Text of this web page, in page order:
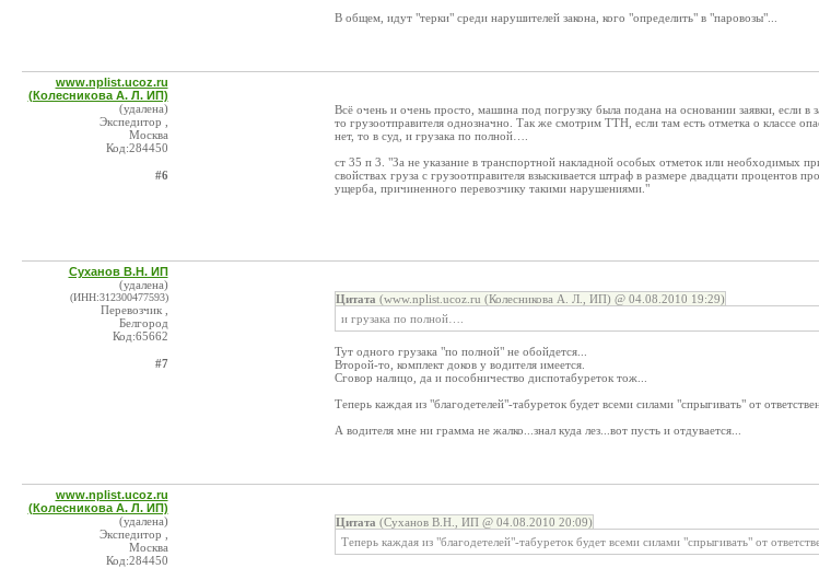
В общем, идут "терки" среди нарушителей закона, кого "определить" в "паровозы"...
www.nplist.ucoz.ru
(Колесникова А. Л. ИП)
(удалена)
Экспедитор ,
Москва
Код:284450
#6
Всё очень и очень просто, машина под погрузку была подана на основании заявки, если в
то грузоотправителя однозначно. Так же смотрим ТТН, если там есть отметка о классе
нет, то в суд, и грузака по полной….
ст 35 п 3. "За не указание в транспортной накладной особых отметок или необходимых
свойствах груза с грузоотправителя взыскивается штраф в размере двадцати процентов
ущерба, причиненного перевозчику такими нарушениями."
Суханов В.Н. ИП
(удалена)
(ИНН:312300477593)
Перевозчик ,
Белгород
Код:65662
#7
Цитата (www.nplist.ucoz.ru (Колесникова А. Л., ИП) @ 04.08.2010 19:29)
и грузака по полной….
Тут одного грузака "по полной" не обойдется...
Второй-то, комплект доков у водителя имеется.
Сговор налицо, да и пособничество диспотабуреток тож...
Теперь каждая из "благодетелей"-табуреток будет всеми силами "спрыгивать" от
А водителя мне ни грамма не жалко...знал куда лез...вот пусть и отдувается...
www.nplist.ucoz.ru
(Колесникова А. Л. ИП)
(удалена)
Экспедитор ,
Москва
Код:284450
Цитата (Суханов В.Н., ИП @ 04.08.2010 20:09)
Теперь каждая из "благодетелей"-табуреток будет всеми силами "спрыгивать" от